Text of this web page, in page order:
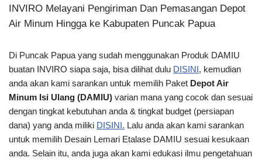
INVIRO Melayani Pengiriman Dan Pemasangan Depot
Air Minum Hingga ke Kabupaten Puncak Papua
Di Puncak Papua yang sudah menggunakan Produk DAMIU
buatan INVIRO siapa saja, bisa dilihat dulu DISINI, kemudian
anda akan kami sarankan untuk memilih Paket Depot Air
Minum Isi Ulang (DAMIU) varian mana yang cocok dan sesuai
dengan tingkat kebutuhan anda & tingkat budget (persiapan
dana) yang anda miliki DISINI. Lalu anda akan kami sarankan
untuk memilih Desain Lemari Etalase DAMIU sesuai kesukaan
anda. Selain itu, anda juga akan kami edukasi ilmu pengetahuan